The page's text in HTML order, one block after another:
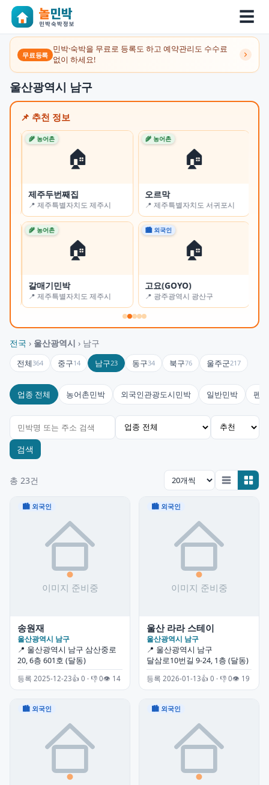
☰
무료등록
민박·숙박을 무료로 등록도 하고 예약관리도 수수료
없이 하세요!
울산광역시 남구
📌 추천 정보
🏠
🌾 농어촌
제주두번째집
📍 제주특별자치도 제주시
🏠
🌾 농어촌
오르막
📍 제주특별자치도 서귀포시
🏠
🌾 농어촌
갈매기민박
📍 제주특별자치도 제주시
🏠
🏙 외국인
고요(GOYO)
📍 광주광역시 광산구
전국 › 울산광역시 › 남구
전체364 중구14 남구23 동구34 북구76 울주군217
업종 전체 농어촌민박 외국인관광도시민박 일반민박 펜션
검색
총 23건
🏙 외국인
송원재
울산광역시 남구
📍 울산광역시 남구 삼산중로
20, 6층 601호 (달동)
등록 2025-12-23👍 0 · 👎 0👁 14
🏙 외국인
울산 라라 스테이
울산광역시 남구
📍 울산광역시 남구
달삼로10번길 9-24, 1층 (달동)
등록 2026-01-13👍 0 · 👎 0👁 19
🏙 외국인 🏙 외국인